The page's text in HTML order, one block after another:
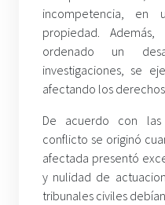
incompetencia,
propiedad.
ordenado un
investigaciones, se
afectando los
De acuerdo con
conflicto se originó
afectada presentó
y nulidad de
tribunales civiles